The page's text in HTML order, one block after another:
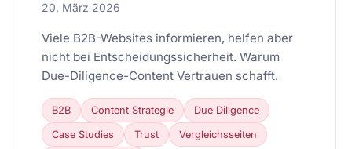
20. März 2026
Viele B2B-Websites informieren, helfen aber
nicht bei Entscheidungssicherheit. Warum
Due-Diligence-Content Vertrauen schafft.
B2B Content Strategie Due Diligence
Case Studies Trust Vergleichsseiten